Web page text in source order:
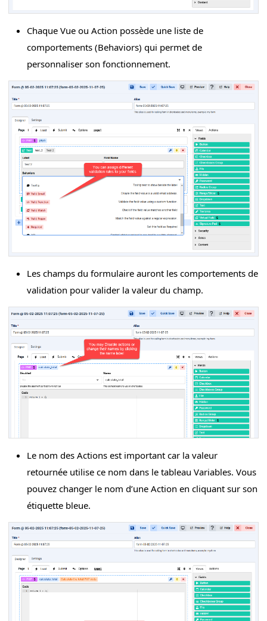
Chaque Vue ou Action possède une liste de
comportements (Behaviors) qui permet de
personnaliser son fonctionnement.
Les champs du formulaire auront les comportements de
validation pour valider la valeur du champ.
Le nom des Actions est important car la valeur
retournée utilise ce nom dans le tableau Variables. Vous
pouvez changer le nom d’une Action en cliquant sur son
étiquette bleue.